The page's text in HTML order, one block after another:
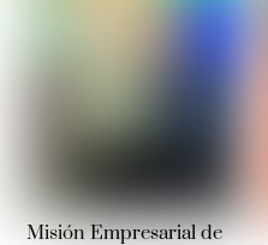
Misión Empresarial de